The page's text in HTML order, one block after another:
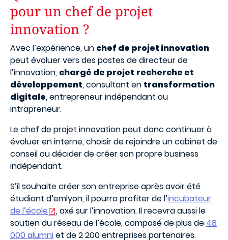
pour un chef de projet
innovation ?
Avec l’expérience, un chef de projet innovation
peut évoluer vers des postes de directeur de
l’innovation, chargé de projet recherche et
développement, consultant en transformation
digitale, entrepreneur indépendant ou
intrapreneur.
Le chef de projet innovation peut donc continuer à
évoluer en interne, choisir de rejoindre un cabinet de
conseil ou décider de créer son propre business
indépendant.
S’il souhaite créer son entreprise après avoir été
étudiant d’emlyon, il pourra profiter de l’incubateur
de l’école
, axé sur l’innovation. Il recevra aussi le
soutien du réseau de l’école, composé de plus de 48
000 alumniet de 2 200 entreprises partenaires.